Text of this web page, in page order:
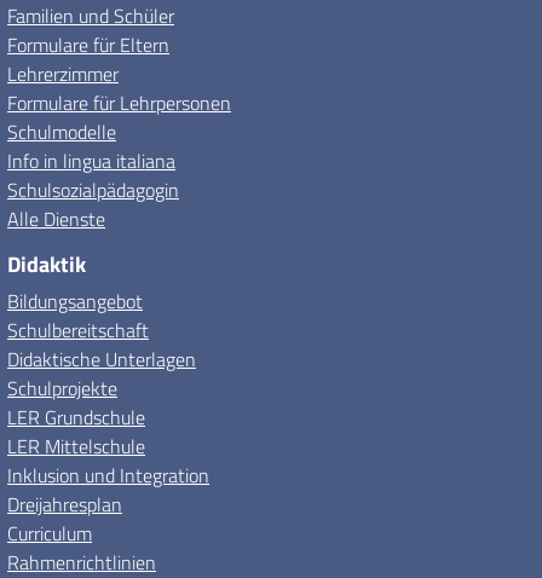
Familien und Schüler
Formulare für Eltern
Lehrerzimmer
Formulare für Lehrpersonen
Schulmodelle
Info in lingua italiana
Schulsozialpädagogin
Alle Dienste
Didaktik
Bildungsangebot
Schulbereitschaft
Didaktische Unterlagen
Schulprojekte
LER Grundschule
LER Mittelschule
Inklusion und Integration
Dreijahresplan
Curriculum
Rahmenrichtlinien